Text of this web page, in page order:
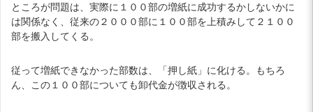
ところが問題は、実際に１００部の増紙に成功するかしないかに
は関係なく、従来の２０００部に１００部を上積みして２１００
部を搬入してくる。
従って増紙できなかった部数は、「押し紙」に化ける。もちろ
ん、この１００部についても卸代金が徴収される。